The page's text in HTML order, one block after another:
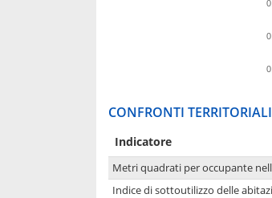
CONFRONTI
Indicatore
Metri quadrati per occupante
Indice di sottoutilizzo delle